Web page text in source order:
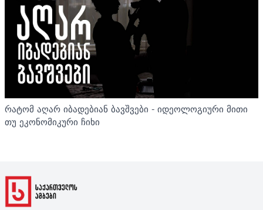
რატომ აღარ იბადებიან ბავშვები - იდეოლოგიური მითი
თუ ეკონომიკური ჩიხი